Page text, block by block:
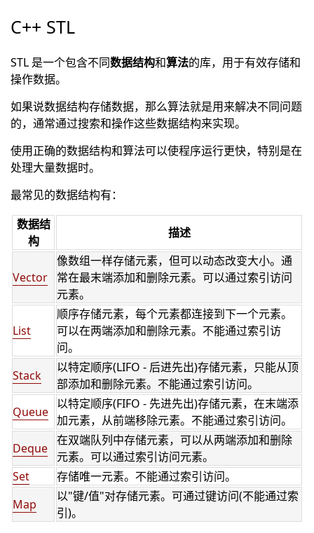
C++ STL
STL 是一个包含不同数据结构和算法的库，用于有效存储和
操作数据。
如果说数据结构存储数据，那么算法就是用来解决不同问题
的，通常通过搜索和操作这些数据结构来实现。
使用正确的数据结构和算法可以使程序运行更快，特别是在
处理大量数据时。
最常见的数据结构有：
数据结
构
描述
Vector
像数组一样存储元素，但可以动态改变大小。通
常在最末端添加和删除元素。可以通过索引访问
元素。
List
顺序存储元素，每个元素都连接到下一个元素。
可以在两端添加和删除元素。不能通过索引访
问。
Stack
以特定顺序(LIFO - 后进先出)存储元素，只能从顶
部添加和删除元素。不能通过索引访问。
Queue
以特定顺序(FIFO - 先进先出)存储元素，在末端添
加元素，从前端移除元素。不能通过索引访问。
Deque
在双端队列中存储元素，可以从两端添加和删除
元素。可以通过索引访问元素。
Set
存储唯一元素。不能通过索引访问。
Map
以"键/值"对存储元素。可通过键访问(不能通过索
引)。